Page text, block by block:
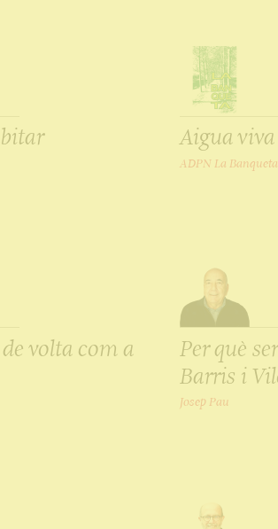
Aigua viva
ADPN La Banqueta
volta com a
Per què
Barris i
Josep Pau